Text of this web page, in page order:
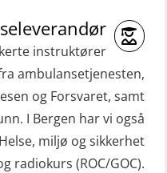
med E-læring
Redningslag
(OSC1162)
kombinasjon
(GMDSS)
mann over bord
instruktører
ambulansetjenesten,
og Forsvaret, samt
I Bergen har vi også
miljø og sikkerhet
radiokurs (ROC/GOC).